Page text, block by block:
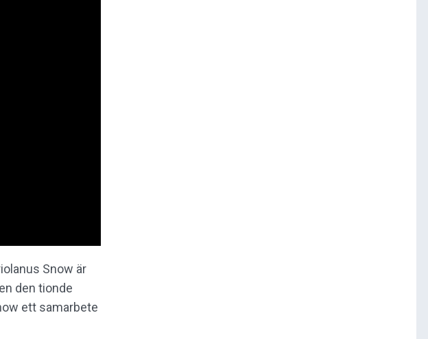
Snow är
den tionde
ett samarbete